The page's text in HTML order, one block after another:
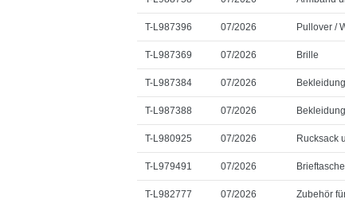
T-L987396 07/2026 Pullover /
T-L987369 07/2026 Brille
T-L987384 07/2026
T-L987388 07/2026
T-L980925 07/2026 Rucksack
T-L979491 07/2026
T-L982777 07/2026 Zubehör